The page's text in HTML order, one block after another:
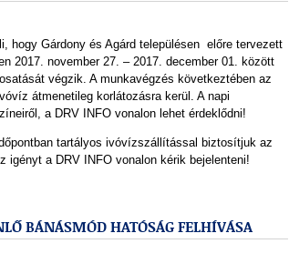
hogy Gárdony és Agárd településen előre tervezett
2017. november 27. – 2017. december 01. között
végzik. A munkavégzés következtében az
átmenetileg korlátozásra kerül. A napi
a DRV INFO vonalon lehet érdeklődni!
tartályos ivóvízszállítással biztosítjuk az
igényt a DRV INFO vonalon kérik bejelenteni!
BÁNÁSMÓD HATÓSÁG FELHÍVÁSA